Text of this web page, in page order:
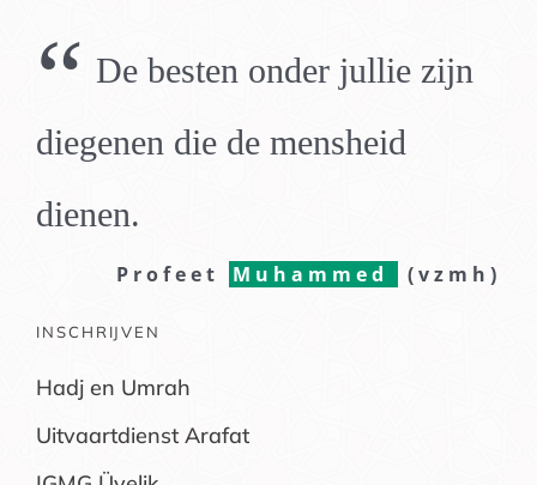
“ De besten onder jullie zijn
diegenen die de mensheid
dienen.
Profeet Muhammed (vzmh)
INSCHRIJVEN
Hadj en Umrah
Uitvaartdienst Arafat